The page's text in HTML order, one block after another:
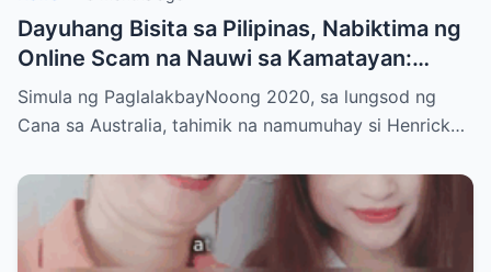
Dayuhang Bisita sa Pilipinas, Nabiktima ng
Online Scam na Nauwi sa Kamatayan:
Kwento ng Pagkakanulo at Trahedya
Simula ng PaglalakbayNoong 2020, sa lungsod ng
Cana sa Australia, tahimik na namumuhay si Henrick…